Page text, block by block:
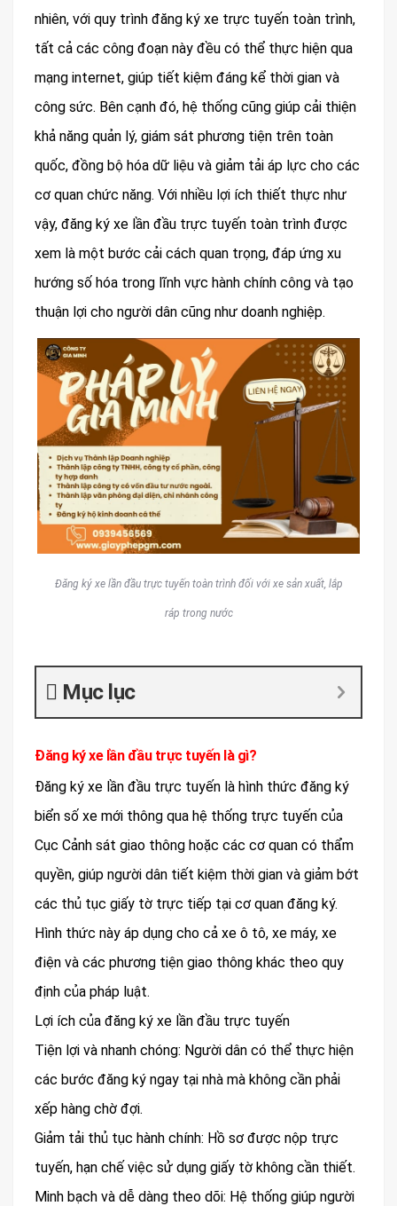
nhiên, với quy trình đăng ký xe trực tuyến toàn trình,
tất cả các công đoạn này đều có thể thực hiện qua
mạng internet, giúp tiết kiệm đáng kể thời gian và
công sức. Bên cạnh đó, hệ thống cũng giúp cải thiện
khả năng quản lý, giám sát phương tiện trên toàn
quốc, đồng bộ hóa dữ liệu và giảm tải áp lực cho các
cơ quan chức năng. Với nhiều lợi ích thiết thực như
vậy, đăng ký xe lần đầu trực tuyến toàn trình được
xem là một bước cải cách quan trọng, đáp ứng xu
hướng số hóa trong lĩnh vực hành chính công và tạo
thuận lợi cho người dân cũng như doanh nghiệp.
Đăng ký xe lần đầu trực tuyến toàn trình đối với xe sản xuất, lắp
ráp trong nước
Mục lục
Đăng ký xe lần đầu trực tuyến là gì?
Đăng ký xe lần đầu trực tuyến là hình thức đăng ký
biển số xe mới thông qua hệ thống trực tuyến của
Cục Cảnh sát giao thông hoặc các cơ quan có thẩm
quyền, giúp người dân tiết kiệm thời gian và giảm bớt
các thủ tục giấy tờ trực tiếp tại cơ quan đăng ký.
Hình thức này áp dụng cho cả xe ô tô, xe máy, xe
điện và các phương tiện giao thông khác theo quy
định của pháp luật.
Lợi ích của đăng ký xe lần đầu trực tuyến
Tiện lợi và nhanh chóng: Người dân có thể thực hiện
các bước đăng ký ngay tại nhà mà không cần phải
xếp hàng chờ đợi.
Giảm tải thủ tục hành chính: Hồ sơ được nộp trực
tuyến, hạn chế việc sử dụng giấy tờ không cần thiết.
Minh bạch và dễ dàng theo dõi: Hệ thống giúp người